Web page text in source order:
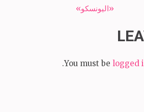
«اليونسكو»
You must be logged